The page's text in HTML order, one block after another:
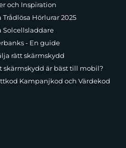
och Inspiration
Trådlösa Hörlurar 2025
Solcellsladdare
- En guide
rätt skärmskydd
skärmskydd är bäst till mobil?
Kampanjkod och Värdekod